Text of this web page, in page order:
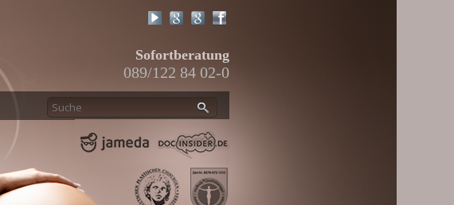
Sofortberatung
089/122 84 02-0